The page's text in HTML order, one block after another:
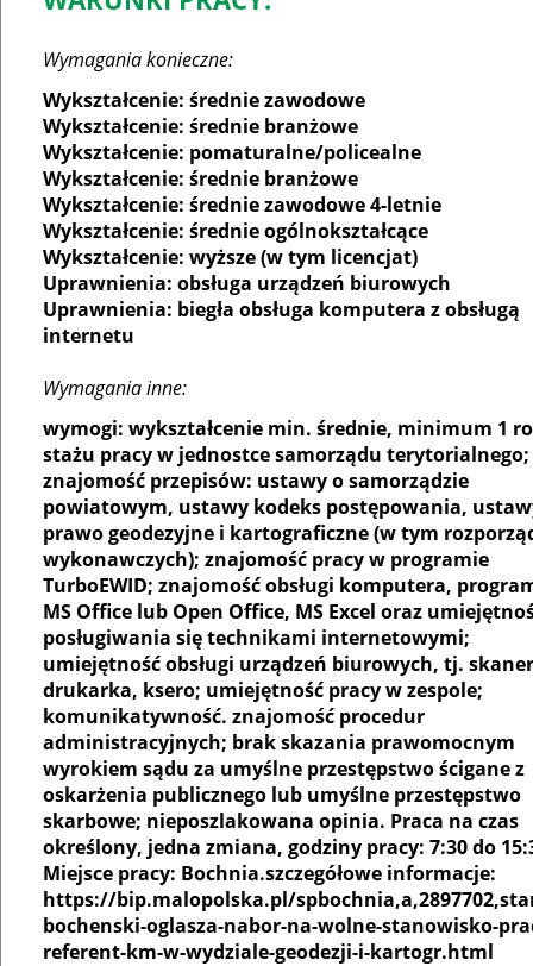
Wymagania konieczne:
Wykształcenie: średnie zawodowe
Wykształcenie: średnie branżowe
Wykształcenie: pomaturalne/policealne
Wykształcenie: średnie branżowe
Wykształcenie: średnie zawodowe 4-letnie
Wykształcenie: średnie ogólnokształcące
Wykształcenie: wyższe (w tym licencjat)
Uprawnienia: obsługa urządzeń biurowych
Uprawnienia: biegła obsługa komputera z obsługą
internetu
Wymagania inne:
wymogi: wykształcenie min. średnie, minimum 1
stażu pracy w jednostce samorządu terytorialnego;
znajomość przepisów: ustawy o samorządzie
powiatowym, ustawy kodeks postępowania,
prawo geodezyjne i kartograficzne (w tym
wykonawczych); znajomość pracy w programie
TurboEWID; znajomość obsługi komputera,
MS Office lub Open Office, MS Excel oraz
posługiwania się technikami internetowymi;
umiejętność obsługi urządzeń biurowych, tj.
drukarka, ksero; umiejętność pracy w zespole;
komunikatywność. znajomość procedur
administracyjnych; brak skazania prawomocnym
wyrokiem sądu za umyślne przestępstwo ścigane z
oskarżenia publicznego lub umyślne przestępstwo
skarbowe; nieposzlakowana opinia. Praca na czas
określony, jedna zmiana, godziny pracy: 7:30 do
Miejsce pracy: Bochnia.szczegółowe informacje:
https://bip.malopolska.pl/
bochenski-oglasza-nabor-na-wolne-stanowisko-
referent-km-w-wydziale-geodezji-i-kartogr.html